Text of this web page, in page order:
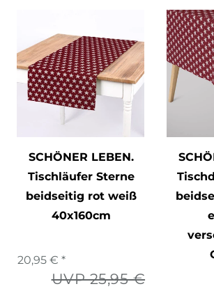
SCHÖNER LEBEN.
Tischläufer Sterne
beidseitig rot weiß
40x160cm
UVP 25,95 €
20,95 € *